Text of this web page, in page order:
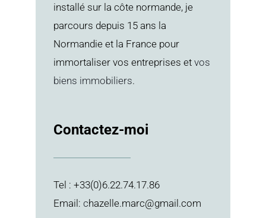
installé sur la côte normande, je
parcours depuis 15 ans la
Normandie et la France pour
immortaliser vos entreprises et vos
biens immobiliers.
Contactez-moi
Tel : +33(0)6.22.74.17.86
Email: chazelle.marc@gmail.com